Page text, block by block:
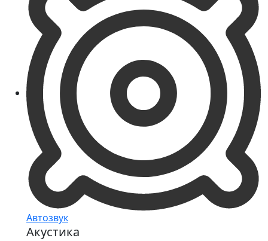
Автозвук
Акустика